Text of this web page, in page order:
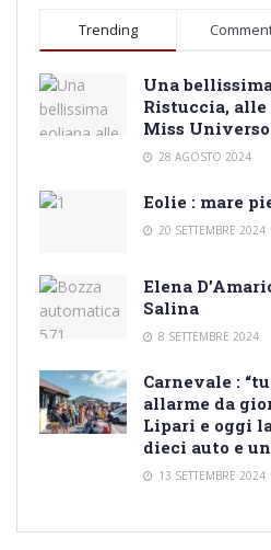
Trending
Una
Ristuccia,
Miss Universo
28 AGOSTO 2024
Eolie : mare
20 SETTEMBRE 2024
Elena
Salina
8 SETTEMBRE 2024
Carnevale :
allarme da
Lipari e oggi
dieci auto e
13 SETTEMBRE 2024